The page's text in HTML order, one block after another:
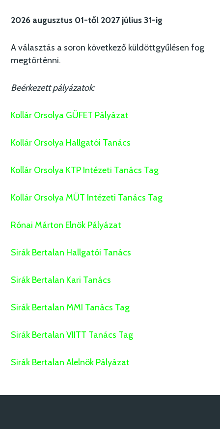
2026 augusztus 01-től 2027 július 31-ig
A választás a soron következő küldöttgyűlésen fog
megtörténni.
Beérkezett pályázatok:
Kollár Orsolya GÜFET Pályázat
Kollár Orsolya Hallgatói Tanács
Kollár Orsolya KTP Intézeti Tanács Tag
Kollár Orsolya MÜT Intézeti Tanács Tag
Rónai Márton Elnök Pályázat
Sirák Bertalan Hallgatói Tanács
Sirák Bertalan Kari Tanács
Sirák Bertalan MMI Tanács Tag
Sirák Bertalan VIITT Tanács Tag
Sirák Bertalan Alelnök Pályázat